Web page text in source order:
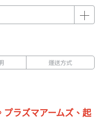
運送方式
プラズマアームズ、起